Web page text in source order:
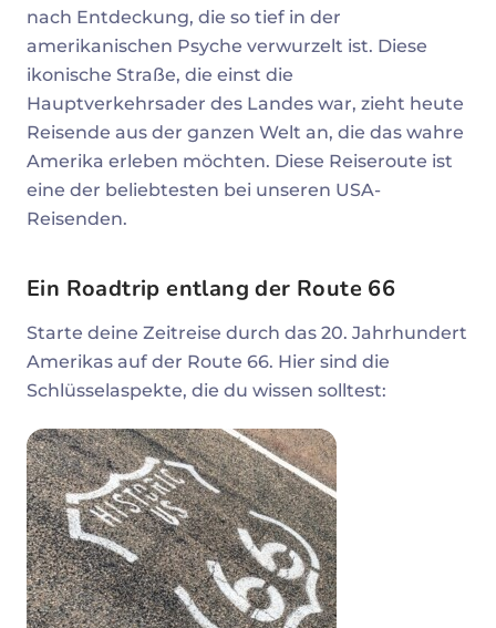
nach Entdeckung, die so tief in der
amerikanischen Psyche verwurzelt ist. Diese
ikonische Straße, die einst die
Hauptverkehrsader des Landes war, zieht heute
Reisende aus der ganzen Welt an, die das wahre
Amerika erleben möchten. Diese Reiseroute ist
eine der beliebtesten bei unseren USA-
Reisenden.
Ein Roadtrip entlang der Route 66
Starte deine Zeitreise durch das 20. Jahrhundert
Amerikas auf der Route 66. Hier sind die
Schlüsselaspekte, die du wissen solltest: